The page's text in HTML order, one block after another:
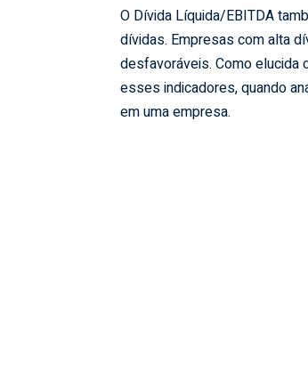
O Dívida Líquida/EBITDA
dívidas. Empresas com alta
desfavoráveis. Como elucida
esses indicadores, quando
em uma empresa.